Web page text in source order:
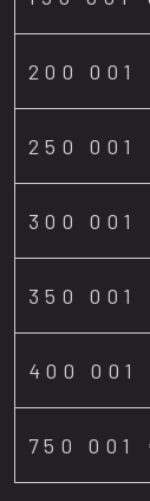
200
250
300
350
400
750